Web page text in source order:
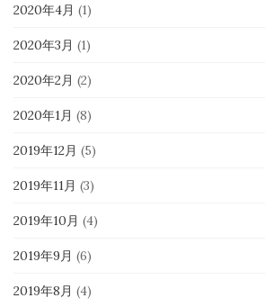
2020年4月 (1)
2020年3月 (1)
2020年2月 (2)
2020年1月 (8)
2019年12月 (5)
2019年11月 (3)
2019年10月 (4)
2019年9月 (6)
2019年8月 (4)